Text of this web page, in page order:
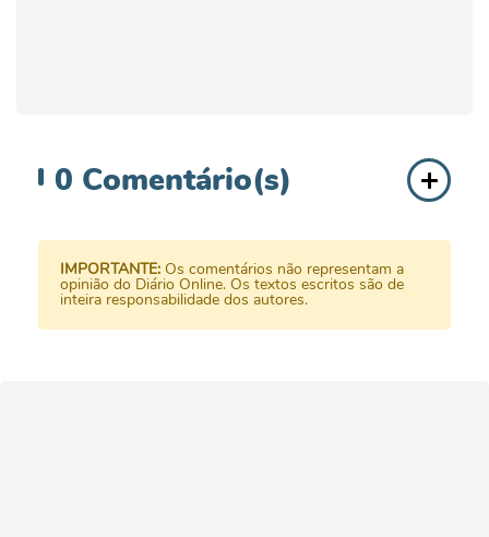
0 Comentário(s)
IMPORTANTE: Os comentários não representam a
opinião do Diário Online. Os textos escritos são de
inteira responsabilidade dos autores.